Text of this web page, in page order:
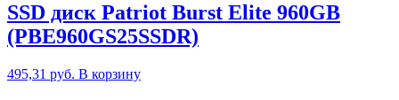
SSD диск Patriot Burst Elite 960GB
(PBE960GS25SSDR)
495,31 руб. В корзину